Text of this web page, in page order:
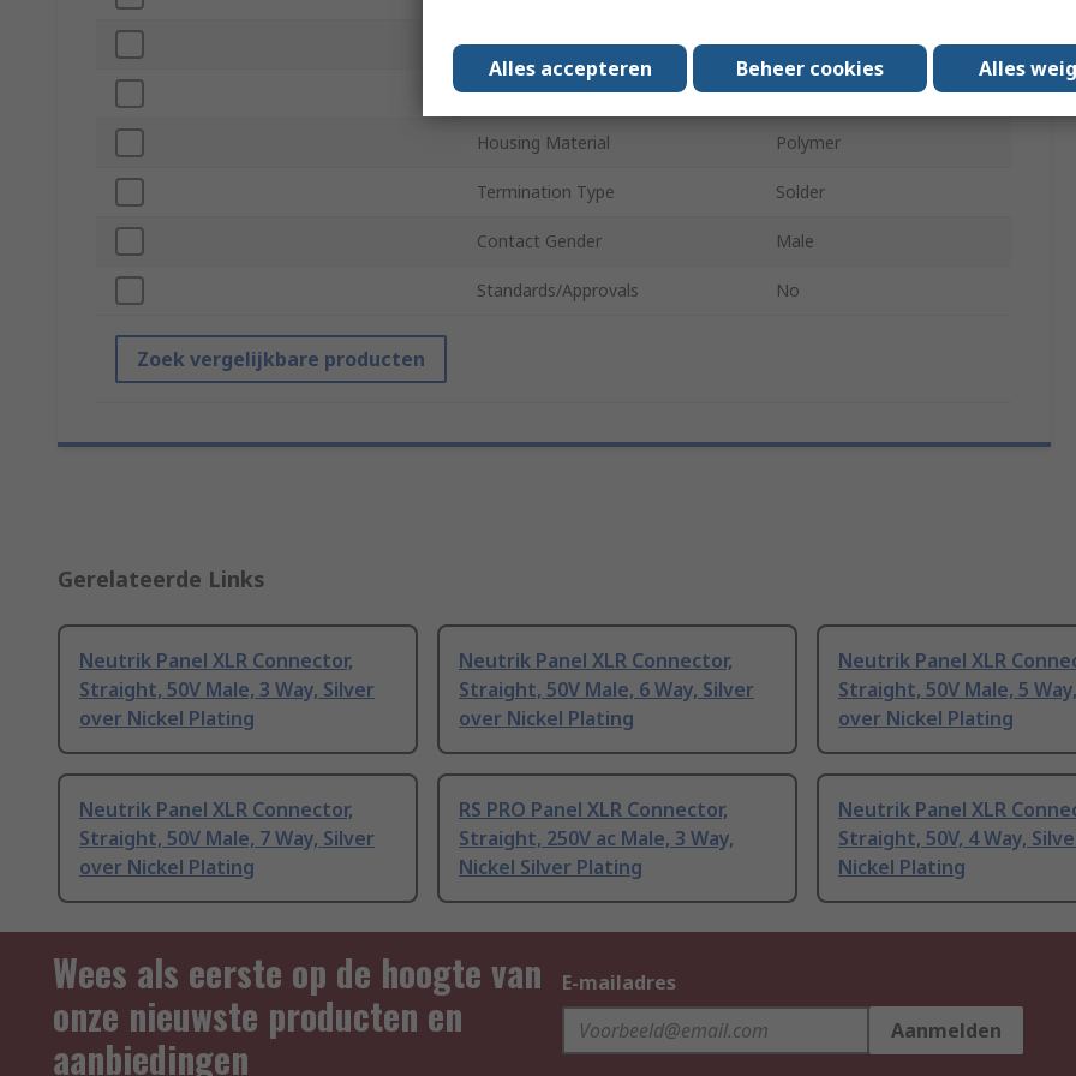
Colour Black
Contact Plating Silver over Nickel
Housing Material Polymer
Termination Type Solder
Contact Gender Male
Standards/Approvals No
Zoek vergelijkbare producten
Gerelateerde Links
Neutrik Panel XLR Connector,
Straight, 50V Male, 3 Way, Silver
over Nickel Plating
Neutrik Panel XLR Connector,
Straight, 50V Male, 6 Way, Silver
over Nickel Plating
Neutrik Panel XLR
Straight, 50V Male, 5
over Nickel Plating
Neutrik Panel XLR Connector,
Straight, 50V Male, 7 Way, Silver
over Nickel Plating
RS PRO Panel XLR Connector,
Straight, 250V ac Male, 3 Way,
Nickel Silver Plating
Neutrik Panel XLR
Straight, 50V, 4 Way,
Nickel Plating
Wees als eerste op de hoogte van
onze nieuwste producten en
aanbiedingen
E-mailadres
Aanmelden
Alles accepteren Beheer cookies Alles